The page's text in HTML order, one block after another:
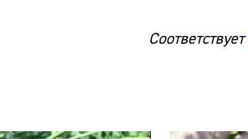
Соответствует